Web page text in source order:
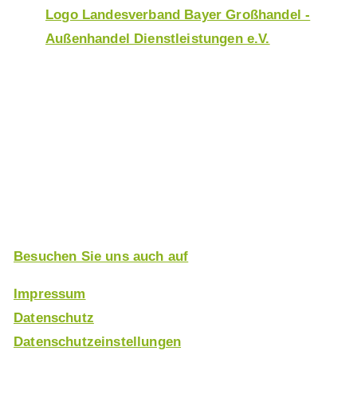
Logo Landesverband Bayer Großhandel -
Außenhandel Dienstleistungen e.V.
Besuchen Sie uns auch auf
Impressum
Datenschutz
Datenschutzeinstellungen